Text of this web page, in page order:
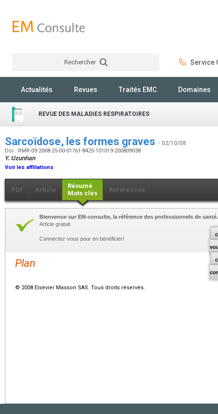
Rechercher Service
Actualités Revues Traités EMC Domaines
REVUE DES MALADIES RESPIRATOIRES
Sarcoïdose, les formes graves - 02/10/08
Doi : RMR-09-2008-25-00-01761-8425-101019-200809038
Y. Uzunhan
Voir les affiliations
PDF Article
Résumé
Mots clés
Références
Bienvenue sur EM-consulte, la référence des professionnels de santé.
Article gratuit.
Connectez-vous pour en bénéficier!
Plan
© 2008 Elsevier Masson SAS. Tous droits réservés.